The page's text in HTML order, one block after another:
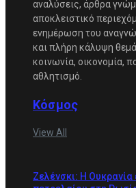
αναλύσεις, άρθρα
αποκλειστικό
ενημέρωση του
και πλήρη κάλυψη
κοινωνία, οικονομία,
αθλητισμό.
Κόσμος
View All
Ζελένσκι: Η Ουκρανία